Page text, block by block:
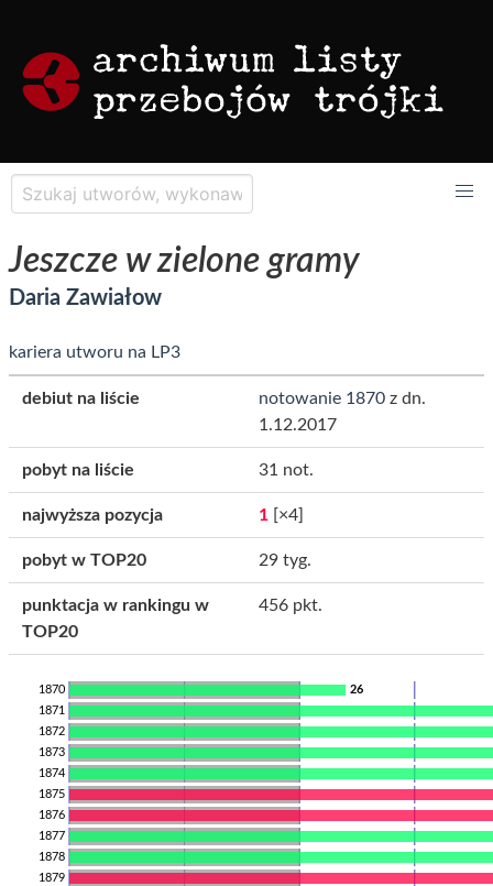
Jeszcze w zielone gramy
Daria Zawiałow
kariera utworu na LP3
debiut na liście notowanie 1870 z dn.
1.12.2017
pobyt na liście 31 not.
najwyższa pozycja 1 [×4]
pobyt w TOP20 29 tyg.
punktacja w rankingu w
TOP20
456 pkt.
26
1870
1871
1872
1873
1874
1875
1876
1877
1878
1879